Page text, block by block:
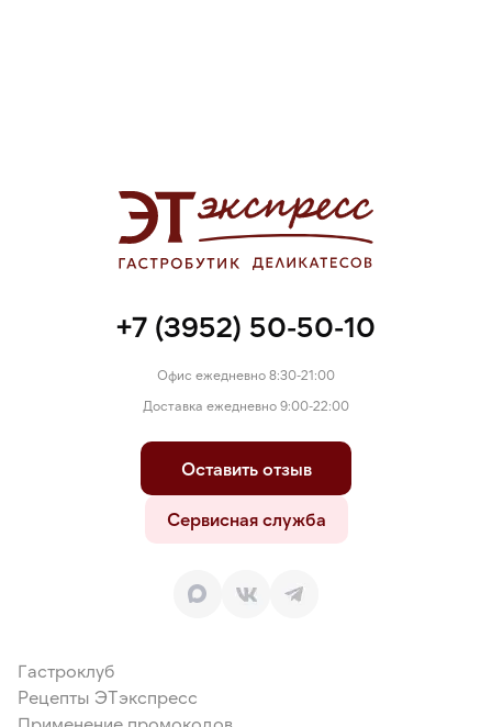
+7 (3952) 50-50-10
Офис ежедневно 8:30-21:00
Доставка ежедневно 9:00-22:00
Оставить отзыв
Сервисная служба
Гастроклуб
Рецепты ЭТэкспресс